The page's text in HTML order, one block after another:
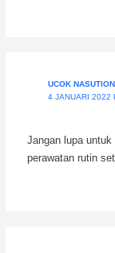
UCOK NASUTION
4 JANUARI 2022
Jangan lupa
perawatan rutin